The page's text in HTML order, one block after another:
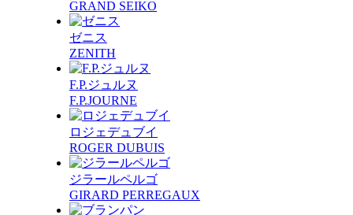
GRAND SEIKO
ゼニス
ZENITH
F.P.ジュルヌ
F.P.JOURNE
ロジェデュブイ
ROGER DUBUIS
ジラールペルゴ
GIRARD PERREGAUX